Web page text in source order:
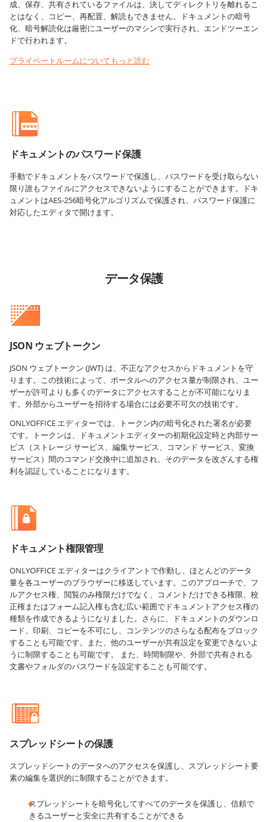
成、保存、共有されているファイルは、決してディレクトリを離れるこ
とはなく、コピー、再配置、解読もできません。ドキュメントの暗号
化、暗号解読化は厳密にユーザーのマシンで実行され、エンドツーエン
ドで行われます。
プライベートルームについてもっと読む
ドキュメントのパスワード保護
手動でドキュメントをパスワードで保護し、パスワードを受け取らない
限り誰もファイルにアクセスできないようにすることができます。ドキ
ュメントはAES-256暗号化アルゴリズムで保護され、パスワード保護に
対応したエディタで開けます。
データ保護
JSON ウェブトークン
JSON ウェブトークン (JWT) は、不正なアクセスからドキュメントを守
ります。この技術によって、ポータルへのアクセス量が制限され、ユー
ザーが許可よりも多くのデータにアクセスすることが不可能になりま
す。外部からユーザーを招待する場合には必要不可欠の技術です。
ONLYOFFICE エディターでは、トークン内の暗号化された署名が必要
です。トークンは、ドキュメントエディターの初期化設定時と内部サー
ビス（ストレージ サービス、編集サービス、コマンド サービス、変換
サービス）間のコマンド交換中に追加され、そのデータを改ざんする権
利を認証していることになります。
ドキュメント権限管理
ONLYOFFICE エディターはクライアントで作動し、ほとんどのデータ
量を各ユーザーのブラウザーに移送しています。このアプローチで、フ
ルアクセス権、閲覧のみ権限だけでなく、コメントだけできる権限、校
正権またはフォーム記入権も含む広い範囲でドキュメントアクセス権の
種類を作成できるようになりました。さらに、ドキュメントのダウンロ
ード、印刷、コピーを不可にし、コンテンツのさらなる配布をブロック
することも可能です。また、他のユーザーが共有設定を変更できないよ
うに制限することも可能です。 また、時間制限や、外部で共有される
文書やフォルダのパスワードを設定することも可能です。
スプレッドシートの保護
スプレッドシートのデータへのアクセスを保護し、スプレッドシート要
素の編集を選択的に制限することができます。
スプレッドシートを暗号化してすべてのデータを保護し、信頼で
きるユーザーと安全に共有することができる